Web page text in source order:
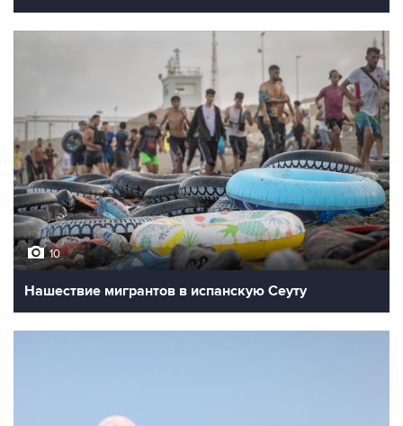
10
Нашествие мигрантов в испанскую Сеуту